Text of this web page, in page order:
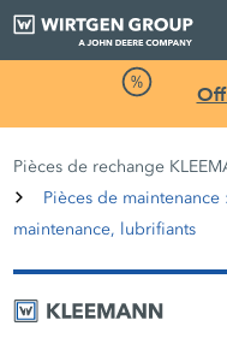
Pièces de rechange
Pièces de
maintenance, lubrifiants